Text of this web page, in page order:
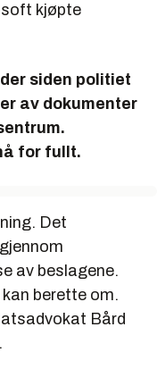
kjøpte
siden politiet
av dokumenter
for fullt.
Det
av beslagene.
berette om.
Bård